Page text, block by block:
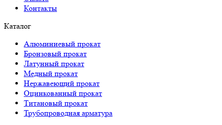
Контакты
Каталог
Алюминиевый прокат
Бронзовый прокат
Латунный прокат
Медный прокат
Нержавеющий прокат
Оцинкованный прокат
Титановый прокат
Трубопроводная арматура